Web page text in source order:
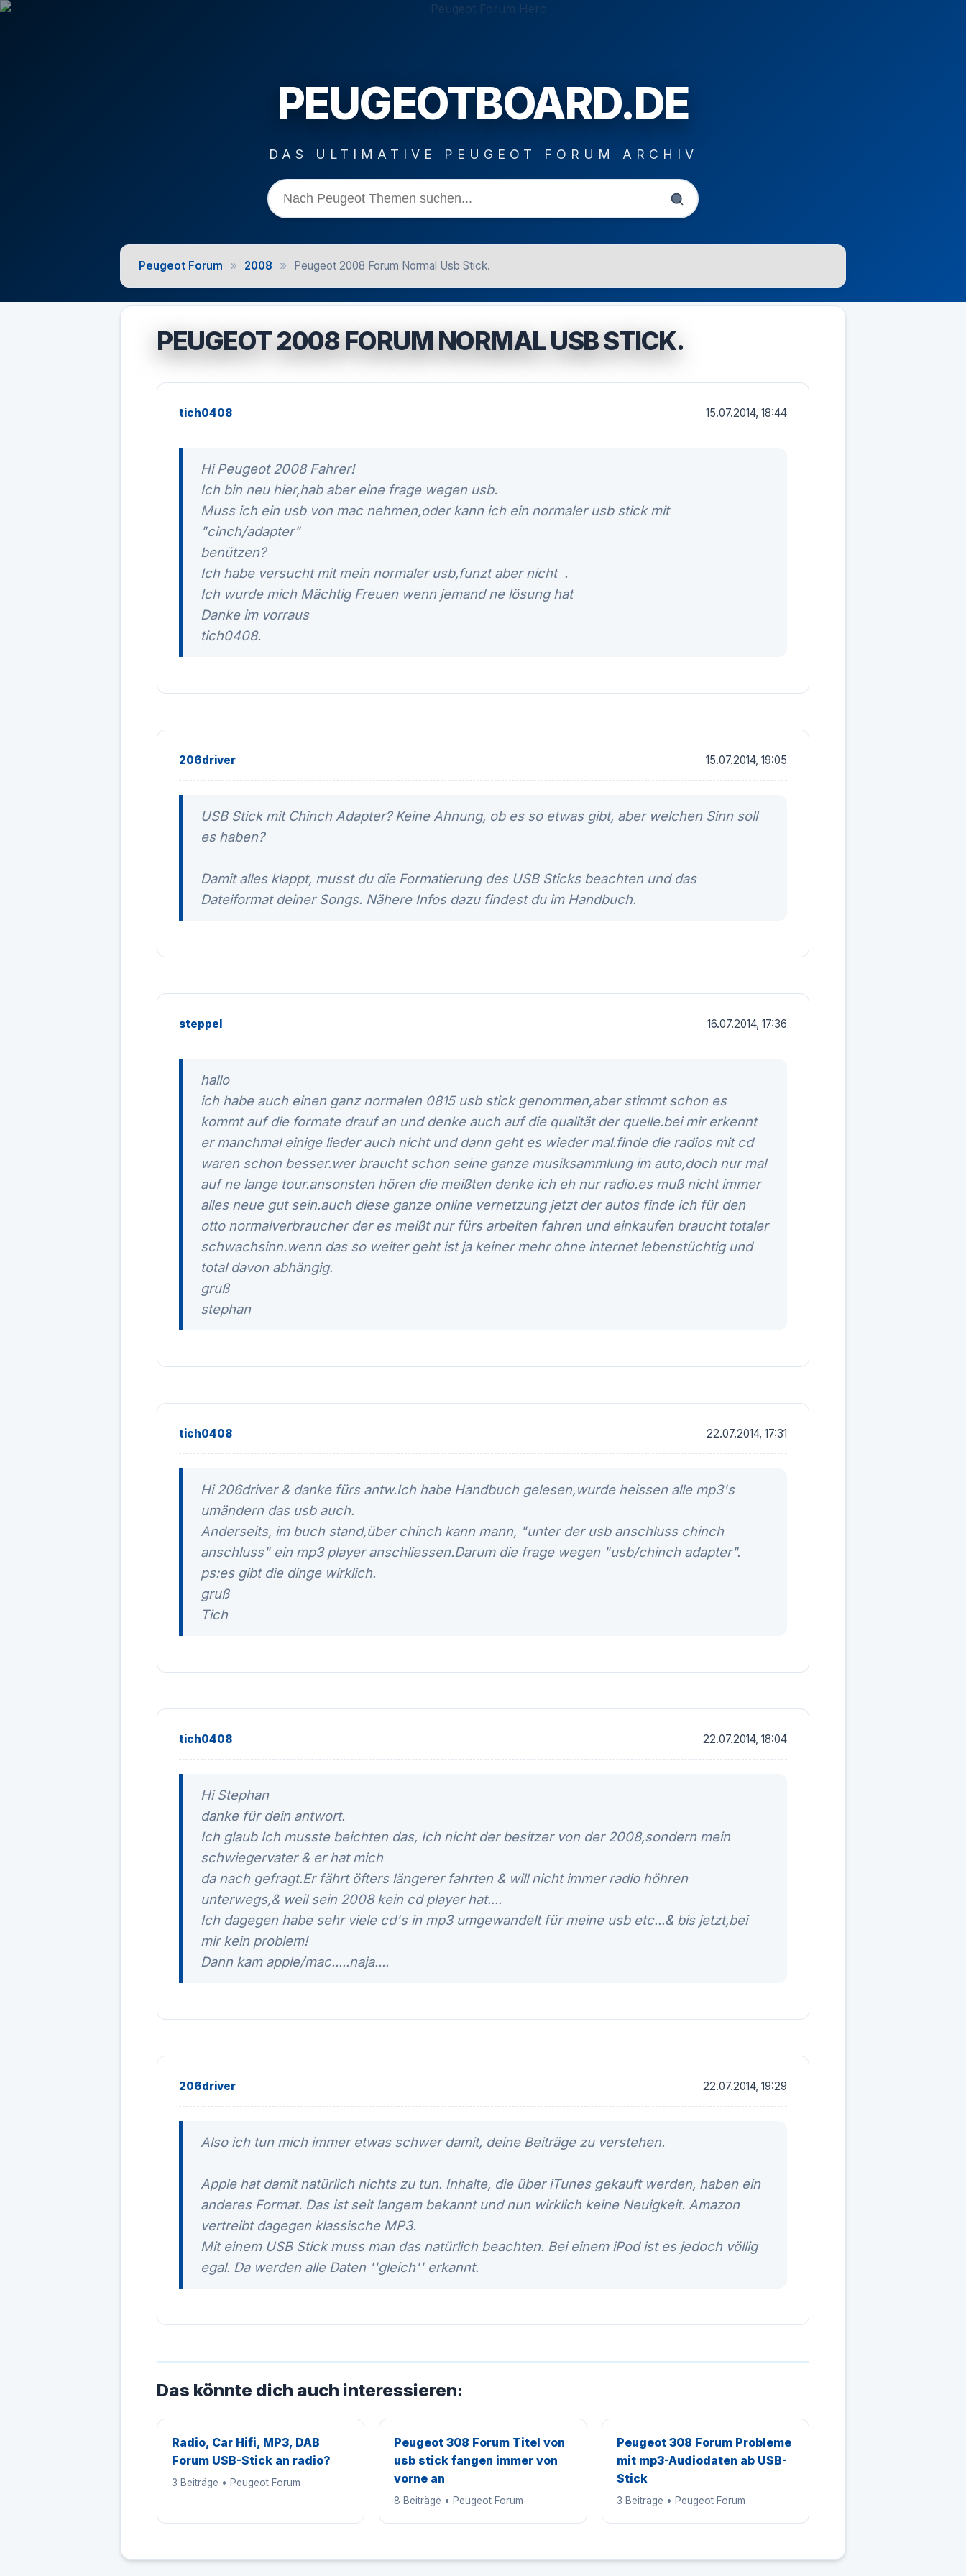
PEUGEOTBOARD.DE
DAS ULTIMATIVE PEUGEOT FORUM ARCHIV
Peugeot Forum » 2008 » Peugeot 2008 Forum Normal Usb Stick.
PEUGEOT 2008 FORUM NORMAL USB STICK.
tich0408 15.07.2014, 18:44
Hi Peugeot 2008 Fahrer!
Ich bin neu hier,hab aber eine frage wegen usb.
Muss ich ein usb von mac nehmen,oder kann ich ein normaler usb stick mit
"cinch/adapter"
benützen?
Ich habe versucht mit mein normaler usb,funzt aber nicht .
Ich wurde mich Mächtig Freuen wenn jemand ne lösung hat
Danke im vorraus
tich0408.
206driver 15.07.2014, 19:05
USB Stick mit Chinch Adapter? Keine Ahnung, ob es so etwas gibt, aber welchen Sinn soll
es haben?
Damit alles klappt, musst du die Formatierung des USB Sticks beachten und das
Dateiformat deiner Songs. Nähere Infos dazu findest du im Handbuch.
steppel 16.07.2014, 17:36
hallo
ich habe auch einen ganz normalen 0815 usb stick genommen,aber stimmt schon es
kommt auf die formate drauf an und denke auch auf die qualität der quelle.bei mir erkennt
er manchmal einige lieder auch nicht und dann geht es wieder mal.finde die radios mit cd
waren schon besser.wer braucht schon seine ganze musiksammlung im auto,doch nur mal
auf ne lange tour.ansonsten hören die meißten denke ich eh nur radio.es muß nicht immer
alles neue gut sein.auch diese ganze online vernetzung jetzt der autos finde ich für den
otto normalverbraucher der es meißt nur fürs arbeiten fahren und einkaufen braucht totaler
schwachsinn.wenn das so weiter geht ist ja keiner mehr ohne internet lebenstüchtig und
total davon abhängig.
gruß
stephan
tich0408 22.07.2014, 17:31
Hi 206driver & danke fürs antw.Ich habe Handbuch gelesen,wurde heissen alle mp3's
umändern das usb auch.
Anderseits, im buch stand,über chinch kann mann, "unter der usb anschluss chinch
anschluss" ein mp3 player anschliessen.Darum die frage wegen "usb/chinch adapter".
ps:es gibt die dinge wirklich.
gruß
Tich
tich0408 22.07.2014, 18:04
Hi Stephan
danke für dein antwort.
Ich glaub Ich musste beichten das, Ich nicht der besitzer von der 2008,sondern mein
schwiegervater & er hat mich
da nach gefragt.Er fährt öfters längerer fahrten & will nicht immer radio höhren
unterwegs,& weil sein 2008 kein cd player hat....
Ich dagegen habe sehr viele cd's in mp3 umgewandelt für meine usb etc...& bis jetzt,bei
mir kein problem!
Dann kam apple/mac.....naja....
206driver 22.07.2014, 19:29
Also ich tun mich immer etwas schwer damit, deine Beiträge zu verstehen.
Apple hat damit natürlich nichts zu tun. Inhalte, die über iTunes gekauft werden, haben ein
anderes Format. Das ist seit langem bekannt und nun wirklich keine Neuigkeit. Amazon
vertreibt dagegen klassische MP3.
Mit einem USB Stick muss man das natürlich beachten. Bei einem iPod ist es jedoch völlig
egal. Da werden alle Daten ''gleich'' erkannt.
Das könnte dich auch interessieren:
Radio, Car Hifi, MP3, DAB
Forum USB-Stick an radio?
3 Beiträge • Peugeot Forum
Peugeot 308 Forum Titel von
usb stick fangen immer von
vorne an
8 Beiträge • Peugeot Forum
Peugeot 308 Forum Probleme
mit mp3-Audiodaten ab USB-
Stick
3 Beiträge • Peugeot Forum